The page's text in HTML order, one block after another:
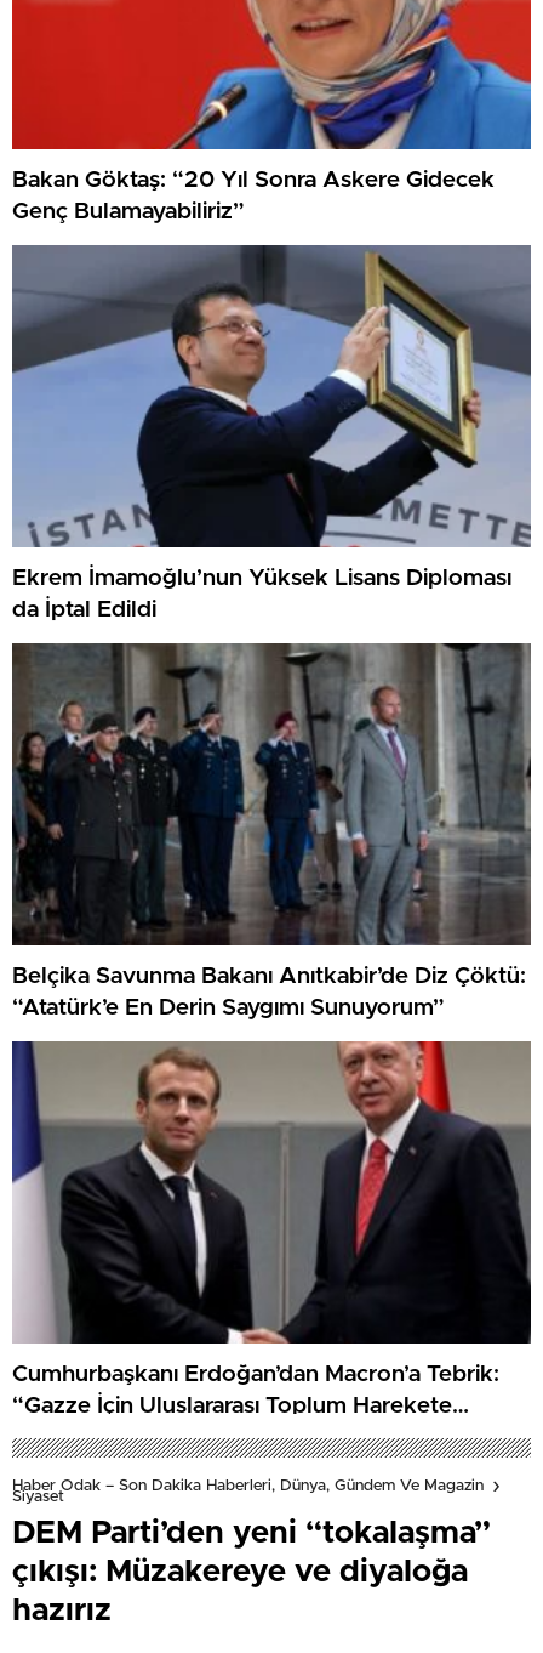
Bakan Göktaş: “20 Yıl Sonra Askere Gidecek
Genç Bulamayabiliriz”
Ekrem İmamoğlu’nun Yüksek Lisans Diploması
da İptal Edildi
Belçika Savunma Bakanı Anıtkabir’de Diz Çöktü:
“Atatürk’e En Derin Saygımı Sunuyorum”
Cumhurbaşkanı Erdoğan’dan Macron’a Tebrik:
“Gazze İçin Uluslararası Toplum Harekete
Geçmeli”
Haber Odak – Son Dakika Haberleri, Dünya, Gündem Ve Magazin
Siyaset
DEM Parti’den yeni “tokalaşma”
çıkışı: Müzakereye ve diyaloğa
hazırız